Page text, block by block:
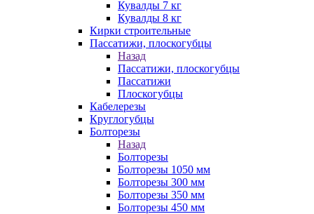
Кувалды 7 кг
Кувалды 8 кг
Кирки строительные
Пассатижи, плоскогубцы
Назад
Пассатижи, плоскогубцы
Пассатижи
Плоскогубцы
Кабелерезы
Круглогубцы
Болторезы
Назад
Болторезы
Болторезы 1050 мм
Болторезы 300 мм
Болторезы 350 мм
Болторезы 450 мм